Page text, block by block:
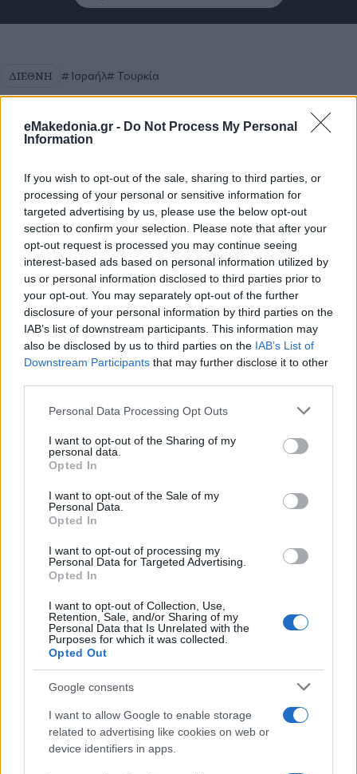
eMakedonia.gr - Do Not Process My Personal
Information
If you wish to opt-out of the sale, sharing to third parties, or
processing of your personal or sensitive information for
targeted advertising by us, please use the below opt-out
section to confirm your selection. Please note that after your
opt-out request is processed you may continue seeing
interest-based ads based on personal information utilized by
us or personal information disclosed to third parties prior to
your opt-out. You may separately opt-out of the further
disclosure of your personal information by third parties on the
IAB’s list of downstream participants. This information may
also be disclosed by us to third parties on the IAB’s List of
Downstream Participants that may further disclose it to other
Please note that this website/app uses one or more Google
not limited to your visit or usage behaviour. You may click to
grant or deny consent to Google and its third-party tags to
use your data for below specified purposes in below Google
consent section.
Personal Data Processing Opt Outs
I want to opt-out of the Sharing of my
personal data.
Opted In
I want to opt-out of the Sale of my
Personal Data.
Opted In
I want to opt-out of processing my
Personal Data for Targeted Advertising.
Opted In
I want to opt-out of Collection, Use,
Retention, Sale, and/or Sharing of my
Personal Data that Is Unrelated with the
Purposes for which it was collected.
Opted Out
Google consents
I want to allow Google to enable storage
related to advertising like cookies on web or
device identifiers in apps.
ΔΙΕΘΝΗ Ισραήλ Τουρκία